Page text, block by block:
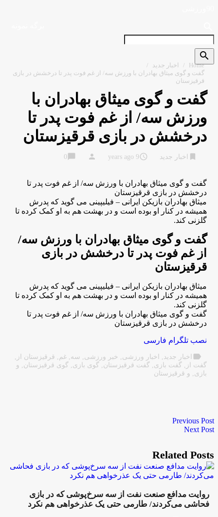
Home اخبار جدید
گفت و گوی میثاق بهادران با ورزش سه/ از غم فوت پدر تا درخشش در بازی
قرقیزستان
گفت و گوی میثاق بهادران با
ورزش سه/ از غم فوت پدر تا
درخشش در بازی قرقیزستان
اخبار جدید access_time
9 years ago
person
chat_bubble
گفت و گوی میثاق بهادران با ورزش سه/ از غم فوت پدر تا
درخشش در بازی قرقیزستان
میثاق بهادران بازیکن ایرانی – فیلیپینی می گوید که پدرش
همیشه در کنار او بوده است و در بهشت هم به او کمک کرده تا
گلزنی کند.
گفت و گوی میثاق بهادران با ورزش سه/
از غم فوت پدر تا درخشش در بازی
قرقیزستان
میثاق بهادران بازیکن ایرانی – فیلیپینی می گوید که پدرش
همیشه در کنار او بوده است و در بهشت هم به او کمک کرده تا
گلزنی کند.
گفت و گوی میثاق بهادران با ورزش سه/ از غم فوت پدر تا
درخشش در بازی قرقیزستان
نصب تلگرام فارسی
label اخبار جدید, اخبار ورزشی, خبر ورزشی, سه, غم, قرقیزستان از
,
گفت از
, گفت بازی, گفت قرقیزستان , گوی بازی, گوی قرقیزستان , و
بازی, و قرقیزستان
Previous Post
Next Post
Related Posts
روایت مدافع صنعت نفت از سه سرخ‌پوشی که در بازی
فحاشی می‌کردند/ طارمی حتی یک عذرخواهی هم نکرد
search